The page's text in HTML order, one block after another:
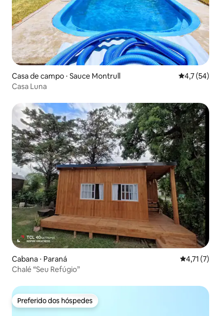
Casa de campo ⋅ Sauce Montrull 4,7 de uma
4,7 (54)
Casa Luna
Cabana ⋅ Paraná 4,71 de
4,71 (7)
Chalé “Seu Refúgio”
Preferido dos hóspedes
Preferido dos hóspedes